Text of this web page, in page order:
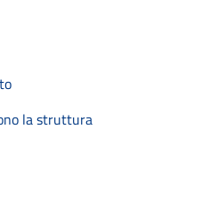
la struttura